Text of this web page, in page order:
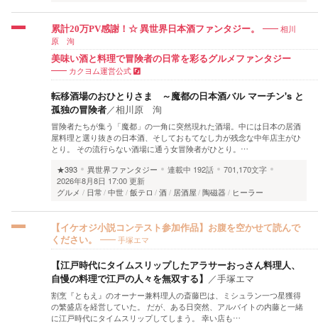
累計20万PV感謝！☆ 異世界日本酒ファンタジー。
相川
原 洵
美味い酒と料理で冒険者の日常を彩るグルメファンタジー
カクヨム運営公式
転移酒場のおひとりさま ～魔都の日本酒バル マーチン's と
孤独の冒険者／相川原 洵
冒険者たちが集う「魔都」の一角に突然現れた酒場。中には日本の居酒
屋料理と選り抜きの日本酒、そしておもてなし力が残念な中年店主がひ
とり。 その流行らない酒場に通う女冒険者がひとり。…
★393
異世界ファンタジー 連載中 192話
701,170文字
2026年8月8日 17:00 更新
グルメ
日常 中世 飯テロ 酒 居酒屋 陶磁器 ヒーラー
【イケオジ小説コンテスト参加作品】お腹を空かせて読んで
ください。
手塚エマ
【江戸時代にタイムスリップしたアラサーおっさん料理人、
自慢の料理で江戸の人々を無双する】 ／手塚エマ
割烹『ともえ』のオーナー兼料理人の斎藤巴は、ミシュラン一つ星獲得
の繁盛店を経営していた。 だが、ある日突然、アルバイトの内藤と一緒
に江戸時代にタイムスリップしてしまう。 幸い店も…